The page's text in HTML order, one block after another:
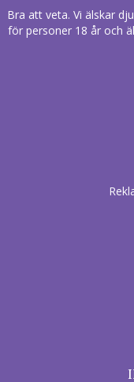
Bra att veta. Vi älskar
för personer 18 år och